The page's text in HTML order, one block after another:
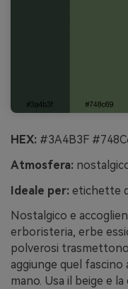
HEX: #3A4B3F
Atmosfera:
Ideale per: etichette
Nostalgico e
erboristeria, erbe
polverosi
aggiunge quel
mano. Usa il beige e